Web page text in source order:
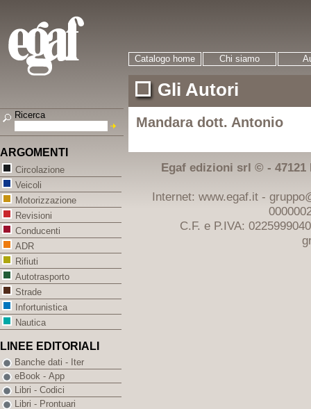
Catalogo home Chi siamo
Gli Autori
Mandara dott. Antonio
Egaf edizioni srl © - 47121
Internet: www.egaf.it -
C.F. e P.IVA:
Ricerca
ARGOMENTI
Circolazione
Veicoli
Motorizzazione
Revisioni
Conducenti
ADR
Rifiuti
Autotrasporto
Strade
Infortunistica
Nautica
LINEE EDITORIALI
Banche dati - Iter
eBook - App
Libri - Codici
Libri - Prontuari